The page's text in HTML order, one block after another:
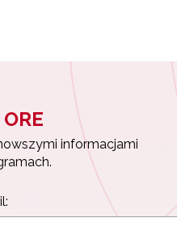
informacjami
informacjami